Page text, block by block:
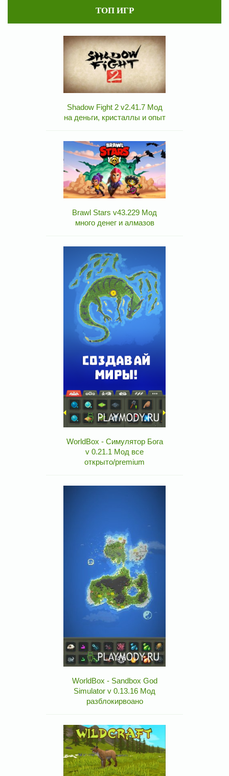
ТОП ИГР
Shadow Fight 2 v2.41.7 Мод
на деньги, кристаллы и опыт
Brawl Stars v43.229 Мод
много денег и алмазов
WorldBox - Симулятор Бога
v 0.21.1 Мод все
открыто/premium
WorldBox - Sandbox God
Simulator v 0.13.16 Мод
разблокирвоано